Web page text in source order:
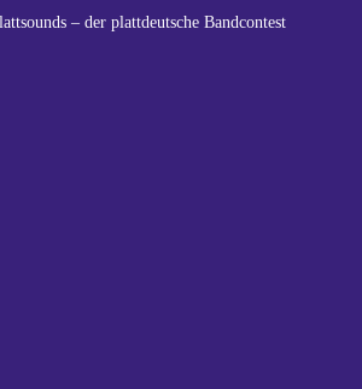
– der plattdeutsche Bandcontest